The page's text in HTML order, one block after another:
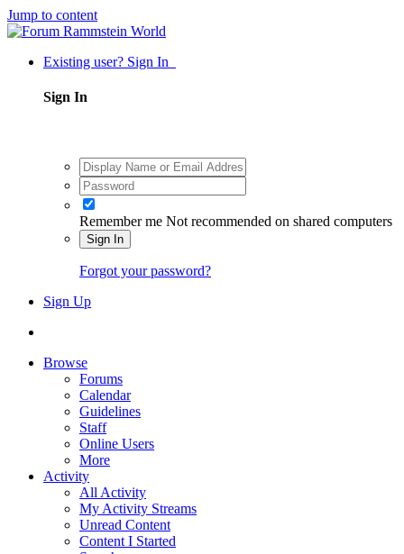
Jump to content
Existing user? Sign In
Sign In
Remember me Not recommended on shared computers
Sign In
Forgot your password?
Sign Up
Browse
Forums
Calendar
Guidelines
Staff
Online Users
More
Activity
All Activity
My Activity Streams
Unread Content
Content I Started